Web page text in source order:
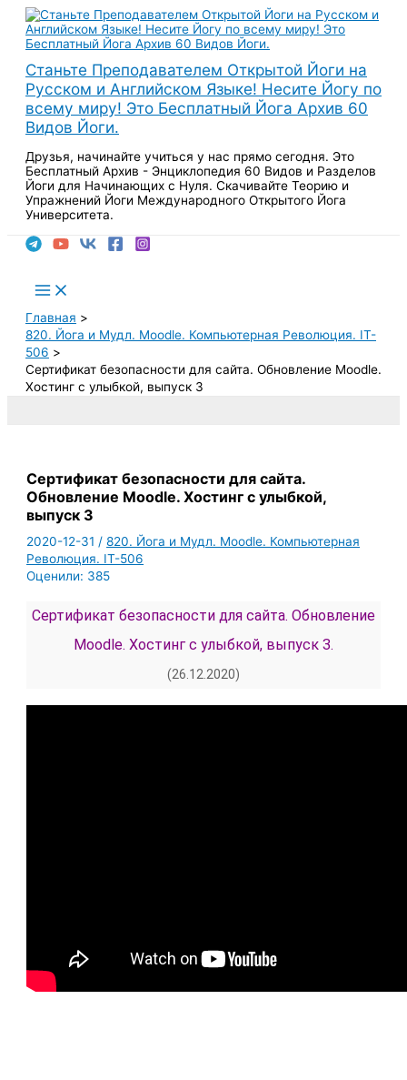
Перейти
содержимому
Станьте Преподавателем Открытой Йоги на
Русском и Английском Языке! Несите Йогу по
всему миру! Это Бесплатный Йога Архив 60
Видов Йоги.
Друзья, начинайте учиться у нас прямо сегодня. Это
Бесплатный Архив - Энциклопедия 60 Видов и Разделов
Йоги для Начинающих с Нуля. Скачивайте Теорию и
Упражнений Йоги Международного Открытого Йога
Университета.
Main
Menu
Главная
820. Йога и Мудл. Moodle. Компьютерная Революция. IT-
506
Сертификат безопасности для сайта. Обновление Moodle.
Хостинг с улыбкой, выпуск 3
Сертификат безопасности для сайта.
Обновление Moodle. Хостинг с улыбкой,
выпуск 3
2020-12-31/820. Йога и Мудл. Moodle. Компьютерная
Революция. IT-506
Оценили: 385
Сертификат безопасности для сайта. Обновление
Moodle. Хостинг с улыбкой, выпуск 3.
(26.12.2020)